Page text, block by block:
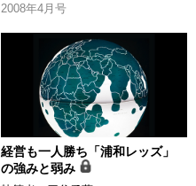
2008年4月号
経営も一人勝ち「浦和レッズ」
の強みと弱み